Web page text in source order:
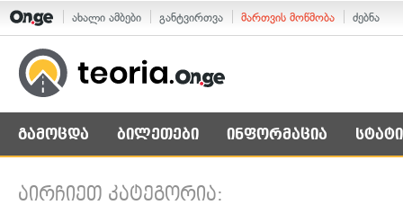
ახალი ამბები განტვირთვა მართვის მოწმობა ძებნა
გამოცდა ბილეთები ინფორმაცია
აირჩიეთ კატეგორია: